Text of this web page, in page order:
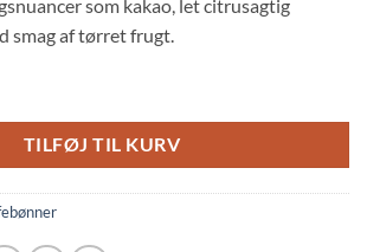
som kakao, let citrusagtig
smag af tørret frugt.
TILFØJ TIL KURV